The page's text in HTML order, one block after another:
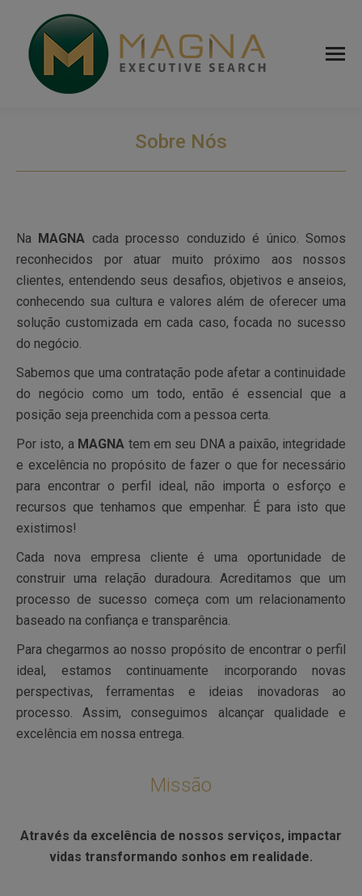
Sobre Nós
Na MAGNA cada processo conduzido é único. Somos
reconhecidos por atuar muito próximo aos nossos
clientes, entendendo seus desafios, objetivos e anseios,
conhecendo sua cultura e valores além de oferecer uma
solução customizada em cada caso, focada no sucesso
do negócio.
Sabemos que uma contratação pode afetar a continuidade
do negócio como um todo, então é essencial que a
posição seja preenchida com a pessoa certa.
Por isto, a MAGNA tem em seu DNA a paixão, integridade
e excelência no propósito de fazer o que for necessário
para encontrar o perfil ideal, não importa o esforço e
recursos que tenhamos que empenhar. É para isto que
existimos!
Cada nova empresa cliente é uma oportunidade de
construir uma relação duradoura. Acreditamos que um
processo de sucesso começa com um relacionamento
baseado na confiança e transparência.
Para chegarmos ao nosso propósito de encontrar o perfil
ideal, estamos continuamente incorporando novas
perspectivas, ferramentas e ideias inovadoras ao
processo. Assim, conseguimos alcançar qualidade e
excelência em nossa entrega.
Missão
Através da excelência de nossos serviços, impactar
vidas transformando sonhos em realidade.